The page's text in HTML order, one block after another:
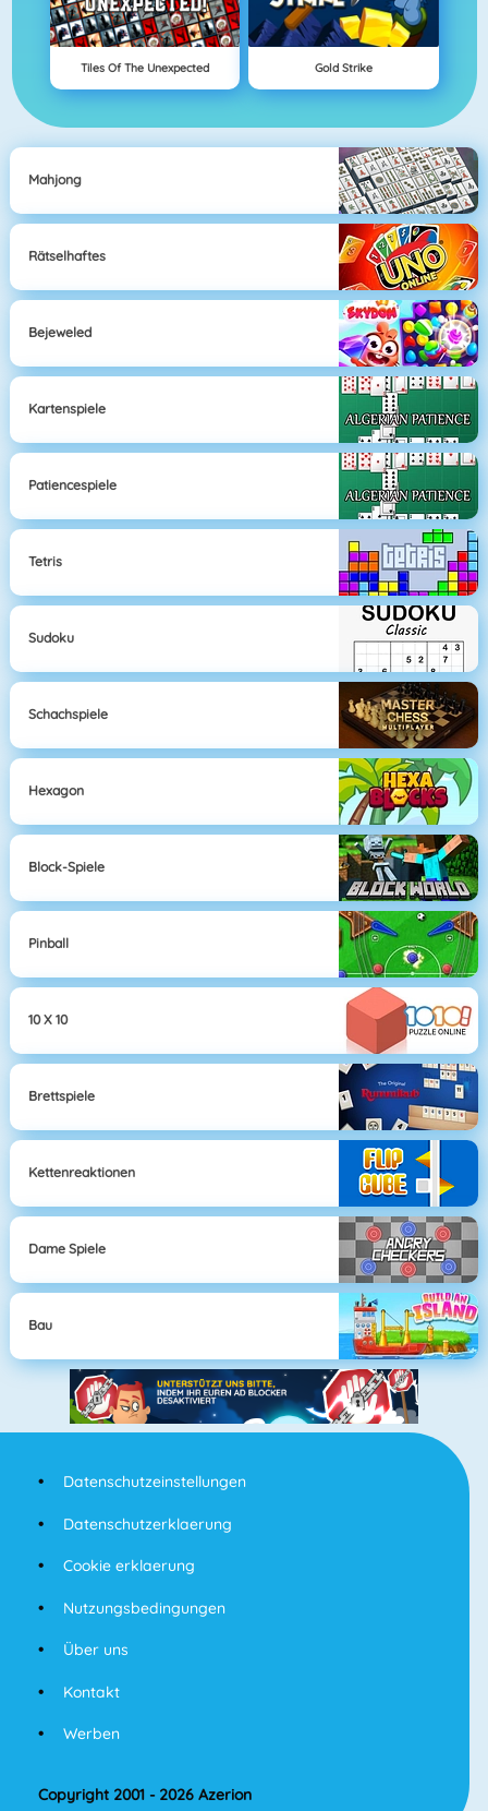
Tiles Of The Unexpected Gold Strike
Mahjong
Rätselhaftes
Bejeweled
Kartenspiele
Patiencespiele
Tetris
Sudoku
Schachspiele
Hexagon
Block-Spiele
Pinball
10 X 10
Brettspiele
Kettenreaktionen
Dame Spiele
Bau
Datenschutzeinstellungen
Datenschutzerklaerung
Cookie erklaerung
Nutzungsbedingungen
Über uns
Kontakt
Werben
Copyright 2001 - 2026 Azerion